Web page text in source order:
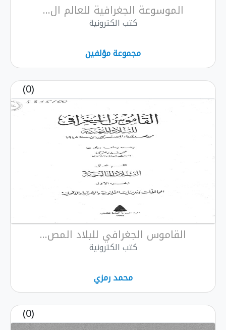
الموسوعة الجغرافية للعالم ال...
كتب الكترونية
مجموعة مؤلفين
القاموس الجغرافي للبلاد المص...
كتب الكترونية
محمد رمزي